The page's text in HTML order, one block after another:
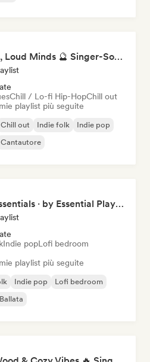
Quiet Hours, Loud Minds 🔮 Singer-Songwriter, Bedroom Pop & Dream Pop
Chill / Lo-fi Hip-HopChill out
playlist più seguite
Chill out Indie folk
Indie pop
Cantautore
Indie Folk Essentials · by Essential Playlists
Indie popLofi bedroom
playlist più seguite
Indie pop
Lofi bedroom